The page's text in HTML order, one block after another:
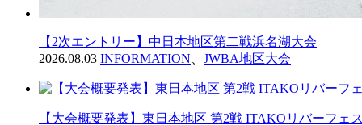
【2次エントリー】中日本地区第二戦浜名湖大会
2026.08.03 INFORMATION JWBA地区大会
【大会概要発表】東日本地区 第2戦 ITAKOリバーフェ